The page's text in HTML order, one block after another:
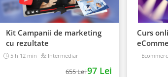
Kit Campanii de marketing
cu rezultate
5 h 12 min Intermediar
655 Lei97 Lei
Curs
un